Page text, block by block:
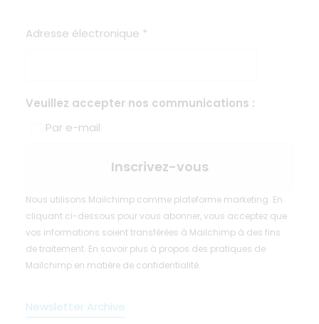
Adresse électronique *
Veuillez accepter nos communications :
Par e-mail
Nous utilisons Mailchimp comme plateforme marketing. En
cliquant ci-dessous pour vous abonner, vous acceptez que
vos informations soient transférées à Mailchimp à des fins
de traitement. En savoir plus à propos des pratiques de
Mailchimp en matière de confidentialité.
Newsletter Archive